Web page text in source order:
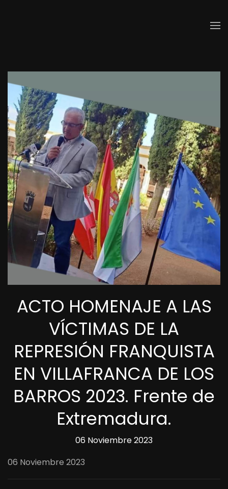
ACTO HOMENAJE A LAS
VÍCTIMAS DE LA
REPRESIÓN FRANQUISTA
EN VILLAFRANCA DE LOS
BARROS 2023. Frente de
Extremadura.
06 Noviembre 2023
06 Noviembre 2023